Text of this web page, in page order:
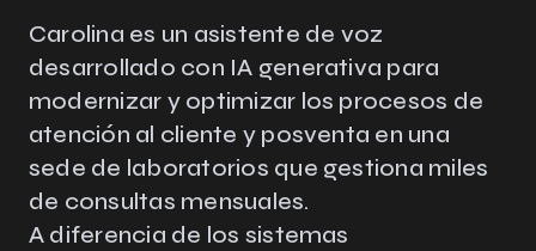
Carolina es un asistente de voz
desarrollado con IA generativa para
modernizar y optimizar los procesos de
atención al cliente y posventa en una
sede de laboratorios que gestiona miles
de consultas mensuales.
A diferencia de los sistemas